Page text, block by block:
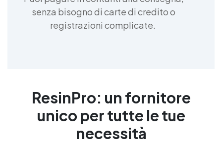
senza bisogno di carte di credito o
registrazioni complicate.
ResinPro: un fornitore
unico per tutte le tue
necessità